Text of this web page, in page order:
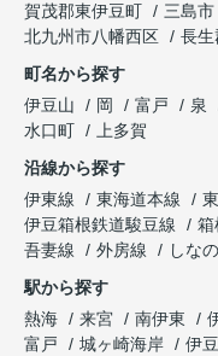
賀茂郡東伊豆町
三島市
北九州市八幡西区
長生
町名から探す
伊豆山
岡 富戸 泉
水口町
上多賀
沿線から探す
伊東線
東海道本線
伊豆箱根鉄道駿豆線
箱
吾妻線
外房線
しな
駅から探す
熱海
来宮 南伊東
富戸
城ヶ崎海岸 伊